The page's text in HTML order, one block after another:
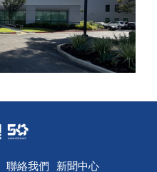
聯絡我們 新聞中心